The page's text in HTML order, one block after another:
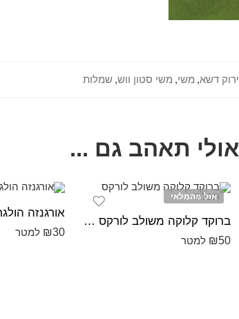
ירוק דשא, משי, משי סטון ווש, שמלות
אולי תאהב גם ...
אזל מהמלאי
ברוקד קלוקה משולב לורקס תכלת
₪50 למטר
אורגנזה
₪30 למטר